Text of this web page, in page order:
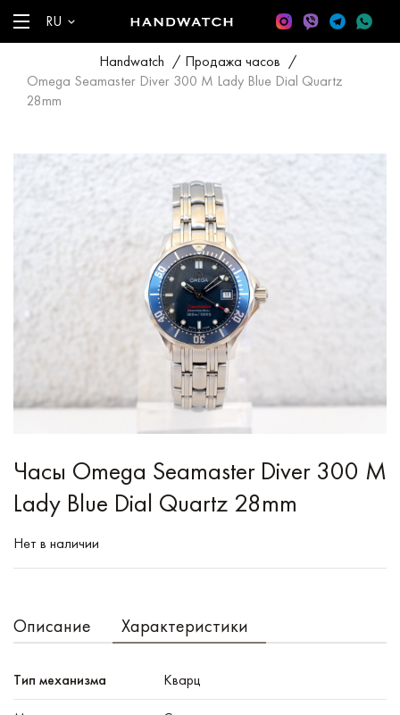
RU
Handwatch / Продажа часов /
Omega Seamaster Diver 300 M Lady Blue Dial Quartz
28mm
Часы Omega Seamaster Diver 300 M
Lady Blue Dial Quartz 28mm
Нет в наличии
Описание Характеристики
Тип механизма Кварц